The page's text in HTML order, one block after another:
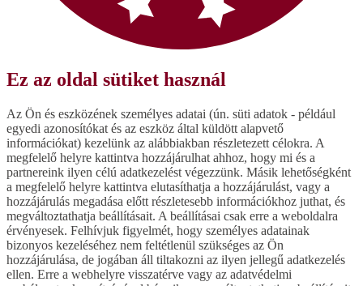
Ez az oldal sütiket használ
Az Ön és eszközének személyes adatai (ún. süti adatok - például
egyedi azonosítókat és az eszköz által küldött alapvető
információkat) kezelünk az alábbiakban részletezett célokra. A
megfelelő helyre kattintva hozzájárulhat ahhoz, hogy mi és a
partnereink ilyen célú adatkezelést végezzünk. Másik lehetőségként
a megfelelő helyre kattintva elutasíthatja a hozzájárulást, vagy a
hozzájárulás megadása előtt részletesebb információkhoz juthat, és
megváltoztathatja beállításait. A beállításai csak erre a weboldalra
érvényesek. Felhívjuk figyelmét, hogy személyes adatainak
bizonyos kezeléséhez nem feltétlenül szükséges az Ön
hozzájárulása, de jogában áll tiltakozni az ilyen jellegű adatkezelés
ellen. Erre a webhelyre visszatérve vagy az adatvédelmi